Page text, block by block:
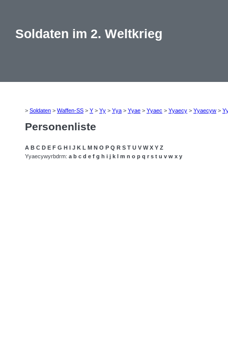
Soldaten im 2. Weltkrieg
> Soldaten > Waffen-SS > Y > Yy > Yya > Yyae > Yyaec > Yyaecy > Yyaecyw >
Personenliste
A B C D E F G H I J K L M N O P Q R S T U V W X Y Z
Yyaecywyrbdrm: a b c d e f g h i j k l m n o p q r s t u v w x y